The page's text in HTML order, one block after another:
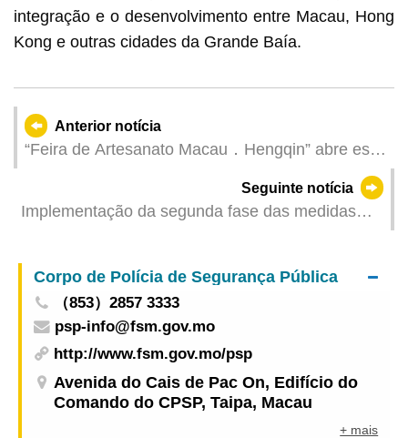
integração e o desenvolvimento entre Macau, Hong
Kong e outras cidades da Grande Baía.
Anterior notícia
“Feira de Artesanato Macau．Hengqin” abre esta
Seguinte notícia
Implementação da segunda fase das medidas
passageiros na antiga sede da Unidade Táctica
de Intervenção da Polícia localizada no lado leste
das Portas do Cerco a partir do dia 12 de Junho
Corpo de Polícia de Segurança Pública
（853）2857 3333
psp-info@fsm.gov.mo
http://www.fsm.gov.mo/psp
Avenida do Cais de Pac On, Edifício do
Comando do CPSP, Taipa, Macau
+ mais